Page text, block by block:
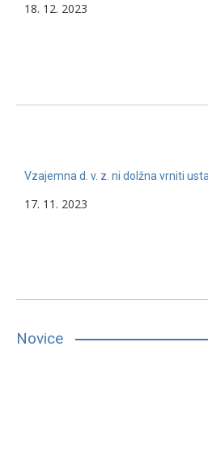
18. 12. 2023
Vzajemna d. v. z. ni dolžna vrniti
17. 11. 2023
Novice